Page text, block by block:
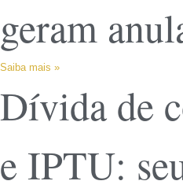
geram
Saiba mais »
Dívida de
e IPTU: